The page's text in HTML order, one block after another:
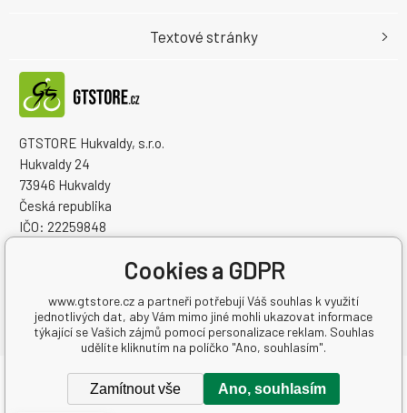
GTSTORE Hukvaldy, s.r.o.
Hukvaldy 24
73946 Hukvaldy
Česká republika
IČO: 22259848
Textové stránky
Copyright © 2026 GTSTORE Hukvaldy, s.r.o.
Všechna práva vyhrazena.
Cookies a GDPR
www.gtstore.cz a partneři potřebují Váš souhlas k využití
jednotlivých dat, aby Vám mimo jiné mohli ukazovat informace
týkající se Vašich zájmů pomocí personalizace reklam. Souhlas
udělíte kliknutím na políčko "Ano, souhlasím".
Zamítnout vše Ano, souhlasím